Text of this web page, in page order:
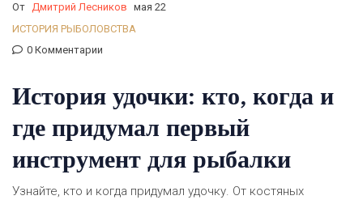
От Дмитрий Лесников мая 22
ИСТОРИЯ РЫБОЛОВСТВА
0 Комментарии
История удочки: кто, когда и
где придумал первый
инструмент для рыбалки
Узнайте, кто и когда придумал удочку. От костяных